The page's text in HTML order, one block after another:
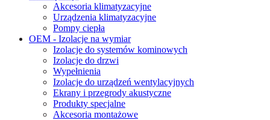
Akcesoria klimatyzacyjne
Urządzenia klimatyzacyjne
Pompy ciepła
OEM - Izolacje na wymiar
Izolacje do systemów kominowych
Izolacje do drzwi
Wypełnienia
Izolacje do urządzeń wentylacyjnych
Ekrany i przegrody akustyczne
Produkty specjalne
Akcesoria montażowe